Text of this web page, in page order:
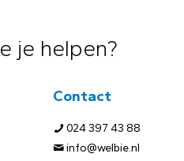
je helpen?
Contact
024 397 43 88
info@welbie.nl